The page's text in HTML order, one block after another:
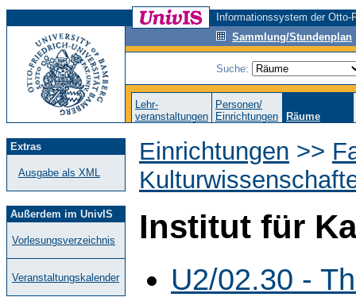
Informationssystem der
Sammlung/Stundenplan
Suche:
Lehr-
veranstaltungen
Personen/
Einrichtungen
Räume
Extras
Ausgabe als XML
Außerdem im UnivIS
Vorlesungsverzeichnis
Veranstaltungskalender
Einrichtungen >>
Institut für
U2/02.30 -